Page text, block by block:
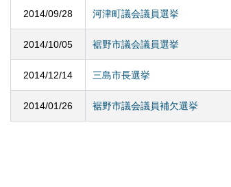
2014/09/28 河津町議会議員選挙
2014/10/05 裾野市議会議員選挙
2014/12/14 三島市長選挙
2014/01/26 裾野市議会議員補欠選挙